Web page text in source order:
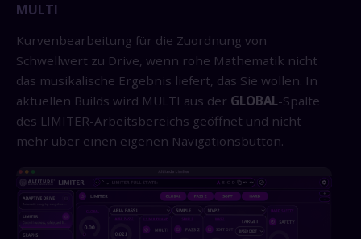
MULTI
Kurvenbearbeitung für die Zuordnung von
Schwellwert zu Drive, wenn rohe Mathematik nicht
das musikalische Ergebnis liefert, das Sie wollen. In
aktuellen Builds wird MULTI aus der GLOBAL-Spalte
des LIMITER-Arbeitsbereichs geöffnet und nicht
mehr über einen eigenen Navigationsbutton.